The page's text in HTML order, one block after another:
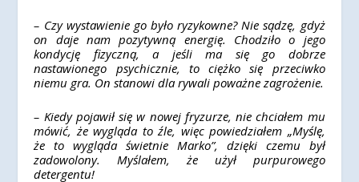
– Czy wystawienie go było ryzykowne? Nie sądzę, gdyż
on daje nam pozytywną energię. Chodziło o jego
kondycję fizyczną, a jeśli ma się go dobrze
nastawionego psychicznie, to ciężko się przeciwko
niemu gra. On stanowi dla rywali poważne zagrożenie.
– Kiedy pojawił się w nowej fryzurze, nie chciałem mu
mówić, że wygląda to źle, więc powiedziałem „Myślę,
że to wygląda świetnie Marko”, dzięki czemu był
zadowolony. Myślałem, że użył purpurowego
detergentu!